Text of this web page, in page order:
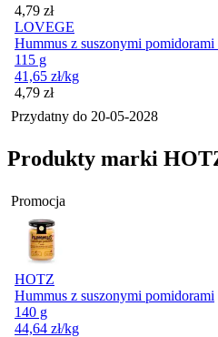
Cena
4,79 zł
LOVEGE
Hummus z suszonymi
115 g
41,65 zł/kg
Cena
4,79 zł
Przydatny do 20-05-2028
Produkty marki
Promocja
HOTZ
Hummus z suszonymi pomidorami
140 g
44,64 zł/kg